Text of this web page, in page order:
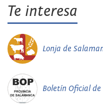
Te interesa
Lonja de
Boletín Oficial